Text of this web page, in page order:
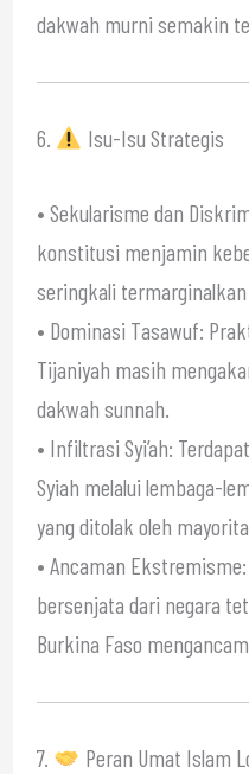
dakwah murni semakin
6. Isu-Isu Strategis
• Sekularisme dan
konstitusi menjamin
seringkali
• Dominasi Tasawuf:
Tijaniyah masih
dakwah sunnah.
• Infiltrasi Syi’ah:
Syiah melalui lembaga-
yang ditolak oleh
• Ancaman
bersenjata dari negara
Burkina Faso
7. Peran Umat Islam